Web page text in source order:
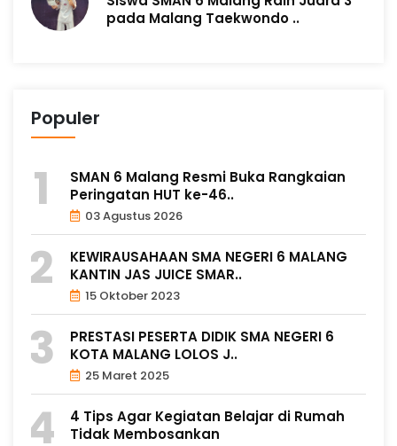
pada Malang Taekwondo ..
Populer
SMAN 6 Malang Resmi Buka Rangkaian
Peringatan HUT ke-46..
03 Agustus 2026
KEWIRAUSAHAAN SMA NEGERI 6 MALANG
KANTIN JAS JUICE SMAR..
15 Oktober 2023
PRESTASI PESERTA DIDIK SMA NEGERI 6
KOTA MALANG LOLOS J..
25 Maret 2025
4 Tips Agar Kegiatan Belajar di Rumah
Tidak Membosankan